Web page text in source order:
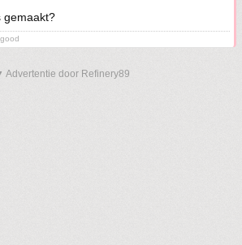
gemaakt?
Advertentie door Refinery89